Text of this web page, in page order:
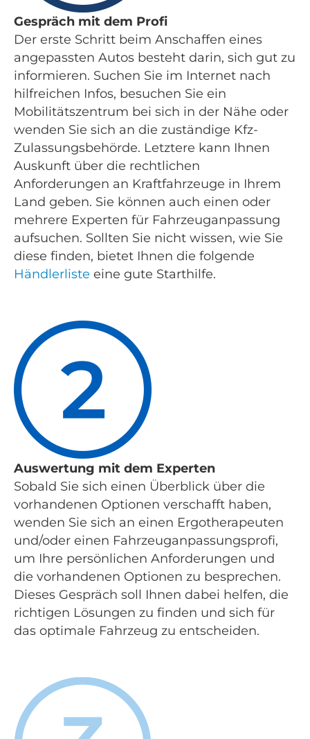
Gespräch mit dem Profi
Der erste Schritt beim Anschaffen eines
angepassten Autos besteht darin, sich gut zu
informieren. Suchen Sie im Internet nach
hilfreichen Infos, besuchen Sie ein
Mobilitätszentrum bei sich in der Nähe oder
wenden Sie sich an die zuständige Kfz-
Zulassungsbehörde. Letztere kann Ihnen
Auskunft über die rechtlichen
Anforderungen an Kraftfahrzeuge in Ihrem
Land geben. Sie können auch einen oder
mehrere Experten für Fahrzeuganpassung
aufsuchen. Sollten Sie nicht wissen, wie Sie
diese finden, bietet Ihnen die folgende
Händlerliste eine gute Starthilfe.
Auswertung mit dem Experten
Sobald Sie sich einen Überblick über die
vorhandenen Optionen verschafft haben,
wenden Sie sich an einen Ergotherapeuten
und/oder einen Fahrzeuganpassungsprofi,
um Ihre persönlichen Anforderungen und
die vorhandenen Optionen zu besprechen.
Dieses Gespräch soll Ihnen dabei helfen, die
richtigen Lösungen zu finden und sich für
das optimale Fahrzeug zu entscheiden.